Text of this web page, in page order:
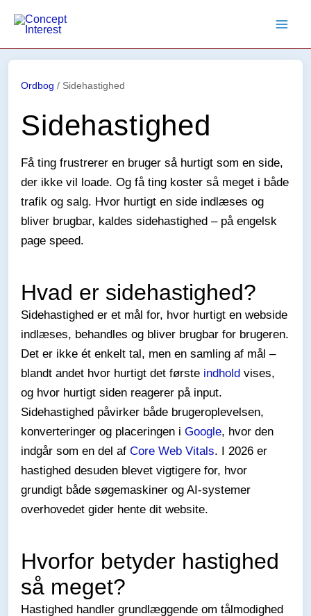
indholdet
Ordbog / Sidehastighed
Sidehastighed
Få ting frustrerer en bruger så hurtigt som en side,
der ikke vil loade. Og få ting koster så meget i både
trafik og salg. Hvor hurtigt en side indlæses og
bliver brugbar, kaldes sidehastighed – på engelsk
page speed.
Hvad er sidehastighed?
Sidehastighed er et mål for, hvor hurtigt en webside
indlæses, behandles og bliver brugbar for brugeren.
Det er ikke ét enkelt tal, men en samling af mål –
blandt andet hvor hurtigt det første indhold vises,
og hvor hurtigt siden reagerer på input.
Sidehastighed påvirker både brugeroplevelsen,
konverteringer og placeringen i Google, hvor den
indgår som en del af Core Web Vitals. I 2026 er
hastighed desuden blevet vigtigere for, hvor
grundigt både søgemaskiner og AI-systemer
overhovedet gider hente dit website.
Hvorfor betyder hastighed
så meget?
Hastighed handler grundlæggende om tålmodighed